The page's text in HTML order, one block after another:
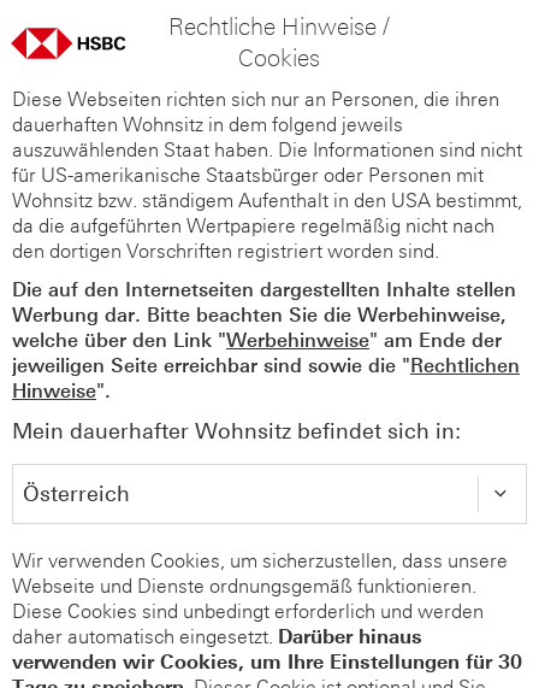
Rechtliche Hinweise /
Cookies
Diese Webseiten richten sich nur an Personen, die ihren
dauerhaften Wohnsitz in dem folgend jeweils
auszuwählenden Staat haben. Die Informationen sind nicht
für US-amerikanische Staatsbürger oder Personen mit
Wohnsitz bzw. ständigem Aufenthalt in den USA bestimmt,
da die aufgeführten Wertpapiere regelmäßig nicht nach
den dortigen Vorschriften registriert worden sind.
Die auf den Internetseiten dargestellten Inhalte stellen
Werbung dar. Bitte beachten Sie die Werbehinweise,
welche über den Link "Werbehinweise" am Ende der
jeweiligen Seite erreichbar sind sowie die "Rechtlichen
Hinweise".
Mein dauerhafter Wohnsitz befindet sich in:
Wir verwenden Cookies, um sicherzustellen, dass unsere
Webseite und Dienste ordnungsgemäß funktionieren.
Diese Cookies sind unbedingt erforderlich und werden
daher automatisch eingesetzt. Darüber hinaus
verwenden wir Cookies, um Ihre Einstellungen für 30